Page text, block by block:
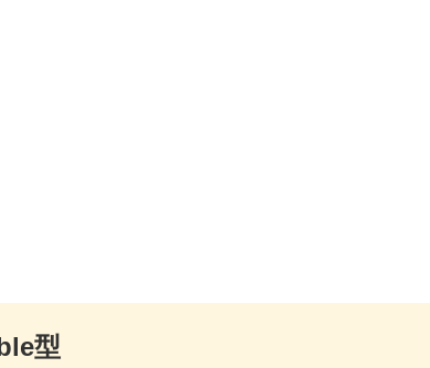
型